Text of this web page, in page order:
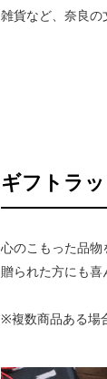
雑貨など、奈良の
ギフトラ
心のこもった品物
贈られた方にも喜
※複数商品ある場